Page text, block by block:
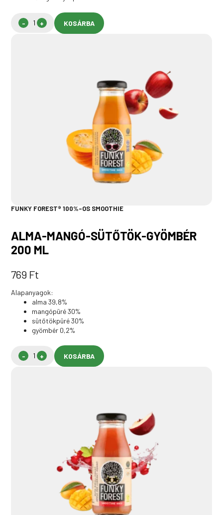
KOSÁRBA
FUNKY FOREST® 100%-OS SMOOTHIE
ALMA-MANGÓ-SÜTŐTÖK-GYÖMBÉR
200 ML
769 Ft
Alapanyagok:
alma 39,8%
mangópüré 30%
sütőtökpüré 30%
gyömbér 0,2%
KOSÁRBA